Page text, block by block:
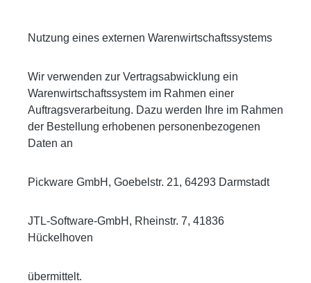
Nutzung eines externen Warenwirtschaftssystems
Wir verwenden zur Vertragsabwicklung ein
Warenwirtschaftssystem im Rahmen einer
Auftragsverarbeitung. Dazu werden Ihre im Rahmen
der Bestellung erhobenen personenbezogenen
Daten an
Pickware GmbH, Goebelstr. 21, 64293 Darmstadt
JTL-Software-GmbH, Rheinstr. 7, 41836
Hückelhoven
übermittelt.